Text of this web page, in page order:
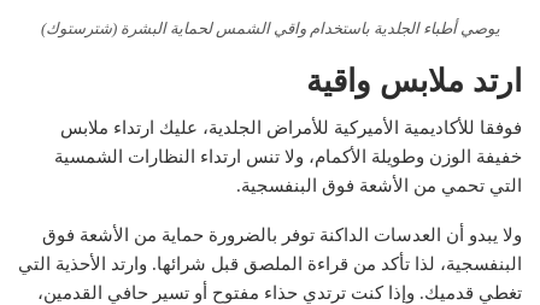
يوصي أطباء الجلدية باستخدام واقي الشمس لحماية البشرة (شترستوك)
ارتد ملابس واقية
فوفقا للأكاديمية الأميركية للأمراض الجلدية، عليك ارتداء ملابس
خفيفة الوزن وطويلة الأكمام، ولا تنس ارتداء النظارات الشمسية
التي تحمي من الأشعة فوق البنفسجية.
ولا يبدو أن العدسات الداكنة توفر بالضرورة حماية من الأشعة فوق
البنفسجية، لذا تأكد من قراءة الملصق قبل شرائها. وارتد الأحذية التي
تغطي قدميك. وإذا كنت ترتدي حذاء مفتوح أو تسير حافي القدمين،